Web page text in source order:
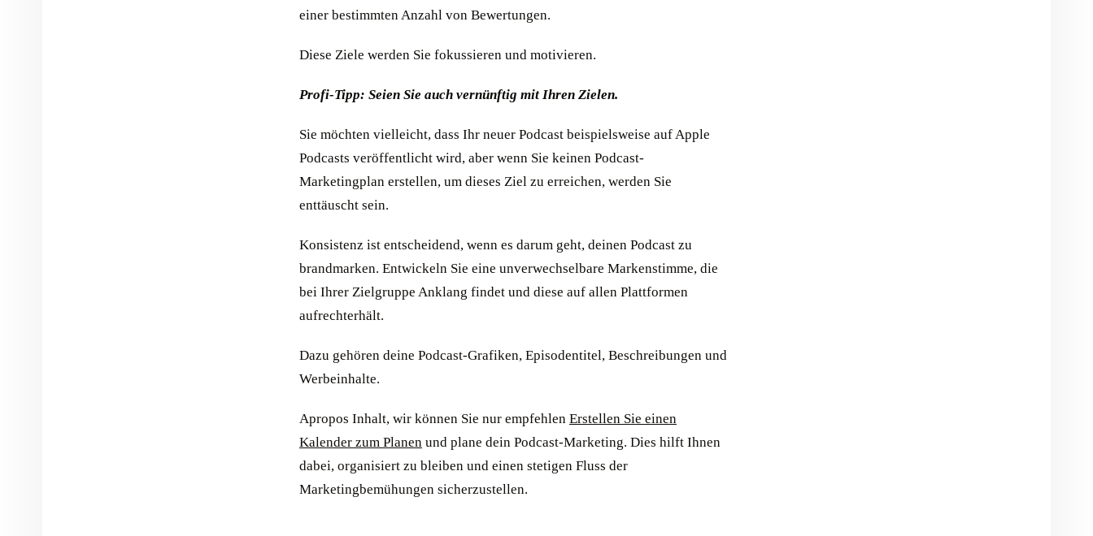
einer bestimmten Anzahl von Bewertungen.
Diese Ziele werden Sie fokussieren und motivieren.
Profi-Tipp: Seien Sie auch vernünftig mit Ihren Zielen.
Sie möchten vielleicht, dass Ihr neuer Podcast beispielsweise auf Apple
Podcasts veröffentlicht wird, aber wenn Sie keinen Podcast-
Marketingplan erstellen, um dieses Ziel zu erreichen, werden Sie
enttäuscht sein.
Konsistenz ist entscheidend, wenn es darum geht, deinen Podcast zu
brandmarken. Entwickeln Sie eine unverwechselbare Markenstimme, die
bei Ihrer Zielgruppe Anklang findet und diese auf allen Plattformen
aufrechterhält.
Dazu gehören deine Podcast-Grafiken, Episodentitel, Beschreibungen und
Werbeinhalte.
Apropos Inhalt, wir können Sie nur empfehlen Erstellen Sie einen
Kalender zum Planen und plane dein Podcast-Marketing. Dies hilft Ihnen
dabei, organisiert zu bleiben und einen stetigen Fluss der
Marketingbemühungen sicherzustellen.